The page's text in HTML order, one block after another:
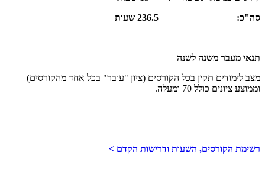
סה"כ: 236.5 שעות
תנאי מעבר משנה לשנה
מצב לימודים תקין בכל הקורסים (ציון "עובר" בכל אחד מהקורסים)
וממוצע ציונים כולל 70 ומעלה.
רשימת הקורסים, השעות ודרישות הקדם >